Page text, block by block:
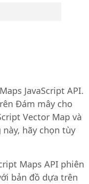
JavaScript API.
Đám mây cho
Vector Map và
hãy chọn tùy
Maps API phiên
bản đồ dựa trên